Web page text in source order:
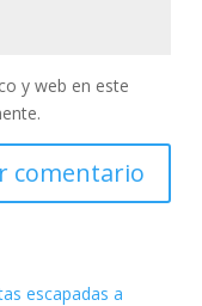
y web en este
escapadas a